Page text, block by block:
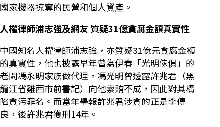
國家機器掠奪的民營和個人資產。
人權律師浦志強及網友 質疑31億貪腐金額真實性
中國知名人權律師浦志強，亦質疑31億元貪腐金額
的真實性，他也披露早年曾為伊春「光明傢俱」的
老闆馮永明家族做代理，馮光明曾透露許兆君（黑
龍江省雞西市前書記）向他索賄不成，因此對其構
陷貪污罪名。而當年舉報許兆君涉貪的正是李傳
良，後許兆君獲刑14年。